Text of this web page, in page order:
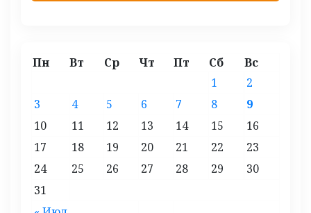
Пн Вт Ср Чт Пт Сб Вс
1
2
3
4 5 6 7 8
9
10
11 12 13 14 15
16
17
18 19 20 21 22
23
24
25 26 27 28 29
30
31